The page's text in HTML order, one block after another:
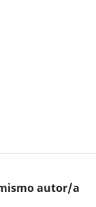
autor/a